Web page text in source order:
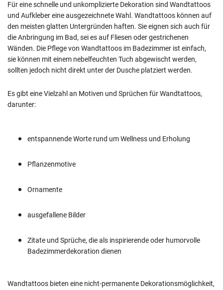
Für eine schnelle und unkomplizierte Dekoration sind Wandtattoos
und Aufkleber eine ausgezeichnete Wahl. Wandtattoos können auf
den meisten glatten Untergründen haften. Sie eignen sich auch für
die Anbringung im Bad, sei es auf Fliesen oder gestrichenen
Wänden. Die Pflege von Wandtattoos im Badezimmer ist einfach,
sie können mit einem nebelfeuchten Tuch abgewischt werden,
sollten jedoch nicht direkt unter der Dusche platziert werden.
Es gibt eine Vielzahl an Motiven und Sprüchen für Wandtattoos,
darunter:
entspannende Worte rund um Wellness und Erholung
Pflanzenmotive
Ornamente
ausgefallene Bilder
Zitate und Sprüche, die als inspirierende oder humorvolle
Badezimmerdekoration dienen
Wandtattoos bieten eine nicht-permanente Dekorationsmöglichkeit,